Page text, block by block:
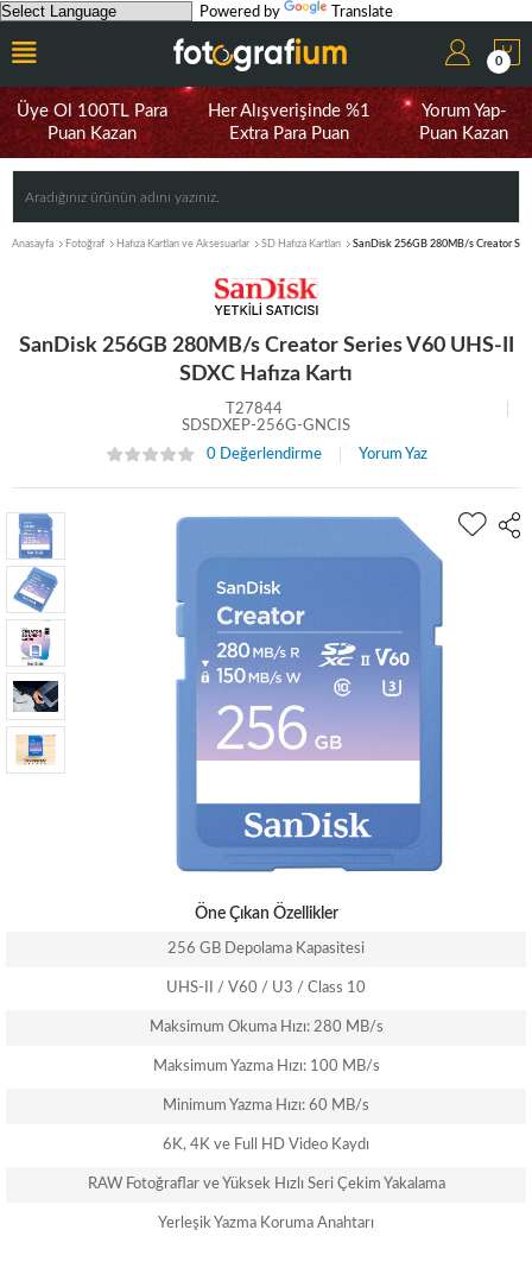
Powered by Translate
0
Üye Ol 100TL Para
Puan Kazan
Her Alışverişinde %1
Extra Para Puan
Yorum Yap-
Puan Kazan
Anasayfa Fotoğraf Hafıza Kartları ve Aksesuarlar SD Hafıza Kartları SanDisk 256GB 280MB/s Creator
SanDisk 256GB 280MB/s Creator Series V60 UHS-II
SDXC Hafıza Kartı
T27844
SDSDXEP-256G-GNCIS
0 Değerlendirme
Yorum Yaz
Öne Çıkan Özellikler
256 GB Depolama Kapasitesi
UHS-II / V60 / U3 / Class 10
Maksimum Okuma Hızı: 280 MB/s
Maksimum Yazma Hızı: 100 MB/s
Minimum Yazma Hızı: 60 MB/s
6K, 4K ve Full HD Video Kaydı
RAW Fotoğraflar ve Yüksek Hızlı Seri Çekim Yakalama
Yerleşik Yazma Koruma Anahtarı